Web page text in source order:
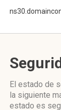
El estado de
la siguiente
estado es